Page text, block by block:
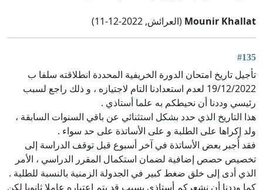
Mounir Khallat (العرائش, 2022-12-11)
#135
تأجيل تاريخ امتحان الدورة الخريفية المحددة انطلاقته سلفا ب
19/12/2022 لعدم استعدادنا التام لاجتيازه ، و ذلك راجع لسبب
رئيسي وددنا أن نحيطكم به علما أستاذي .
هذا التاريخ الذي حدد بشكل استثنائي عن باقي السنوات السابقة ،
ولد إكراها على الطلبة و على الأساتذة على حد سواء .
فقد أُجبر بعض الأساتذة في آخر أسبوع قبل توقف الدراسة إلى
تخصيص حصص إضافية لضمان استكمال المقرر الدراسي ، الأمر
الذي أدى إلى خلق ضغط كبير في الجدولة الزمنية بالنسبة للطلبة .
كما وددنا أن نشعركم أستاذي بسبب قد يتم اعتباره عاملا ثانويا لكن